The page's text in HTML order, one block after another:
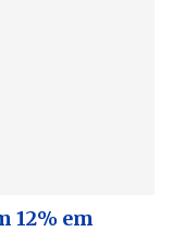
12% em